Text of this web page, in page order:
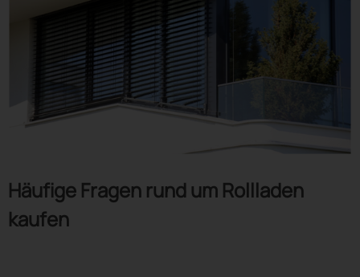
Häufige Fragen rund um Rollladen
kaufen